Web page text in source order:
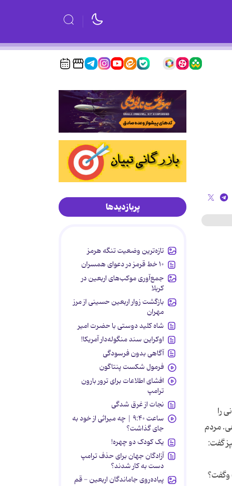
را
مردم
گفت:
وگفت؟
پربازدیدها
تازه‌ترین وضعیت تنگه هرمز
۱۰ خط قرمز در دعوای همسران
جمع‌آوری موکب‌های اربعین در
کربلا
بازگشت زوار اربعین حسینی از مرز
مهران
شاه کلید دوستی با حضرت امیر
اوکراین سند منگوله‌دار آمریکا!
آگاهی بدون فرسودگی
فرمول شکست پنتاگون
افشای اطلاعات برای ترور بارون
ترامپ
نجات از غرق شدگی
ساعت ۹:۴۰ | چه میراثی از خود به
جای گذاشت؟
یک کودک دو چهره!
آزادگان جهان برای حذف ترامپ
دست به کار شدند؟
پیاده‌روی جاماندگان اربعین - قم